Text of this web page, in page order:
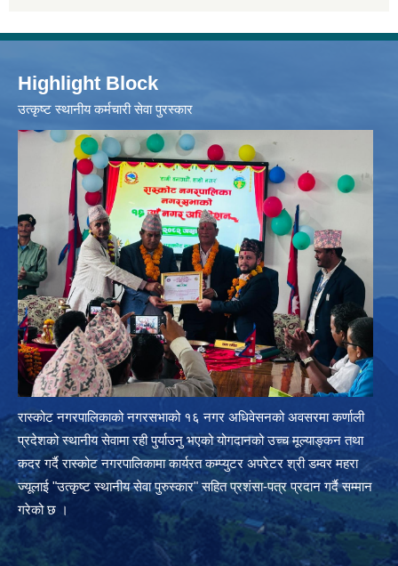
Highlight Block
उत्‍कृष्ट स्थानीय कर्मचारी सेवा पुरस्कार
रास्कोट नगरपालिकाको नगरसभाको १६ नगर अधिवेसनको अवसरमा कर्णाली
प्रदेशको स्थानीय सेवामा रही पुर्याउनु भएको योगदानको उच्च मूल्याङ्कन तथा
कदर गर्दै रास्कोट नगरपालिकामा कार्यरत कम्प्युटर अपरेटर श्री डम्वर महरा
ज्यूलाई "उत्कृष्ट स्थानीय सेवा पुरुस्कार" सहित प्रशंसा-पत्र प्रदान गर्दै सम्मान
गरेको छ ।